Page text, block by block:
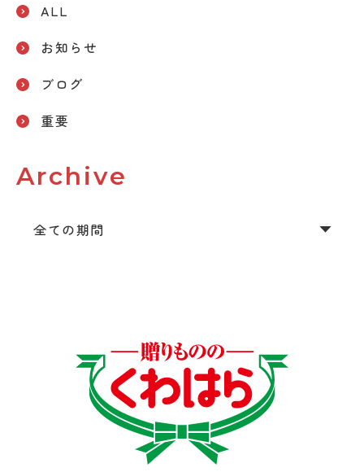
ALL
お知らせ
ブログ
重要
Archive